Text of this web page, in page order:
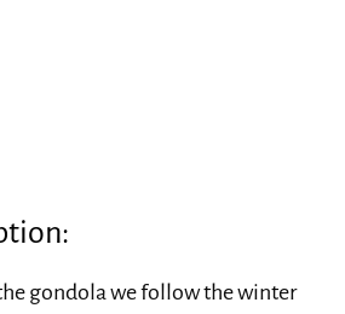
gondola we follow the winter